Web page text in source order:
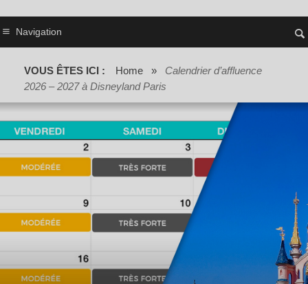
Navigation
VOUS ÊTES ICI : Home »
Calendrier d’affluence
2026 – 2027 à Disneyland Paris